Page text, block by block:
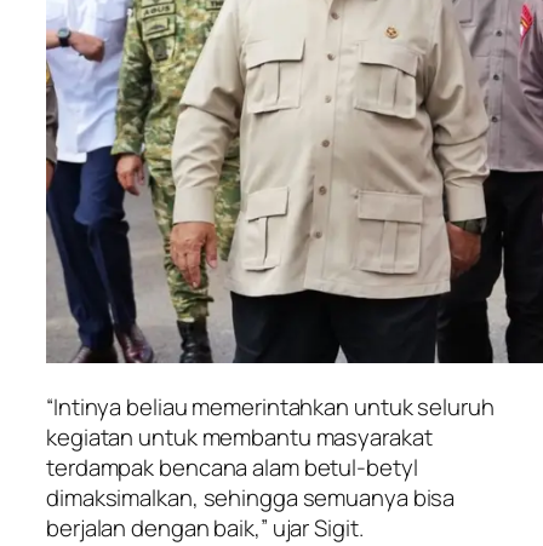
“Intinya beliau memerintahkan untuk seluruh
kegiatan untuk membantu masyarakat
terdampak bencana alam betul-betyl
dimaksimalkan, sehingga semuanya bisa
berjalan dengan baik,” ujar Sigit.